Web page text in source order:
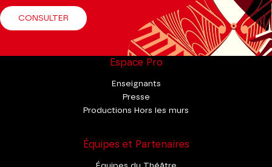
CONSULTER
Espace Pro
Enseignants
Presse
Productions Hors les murs
Équipes et Partenaires